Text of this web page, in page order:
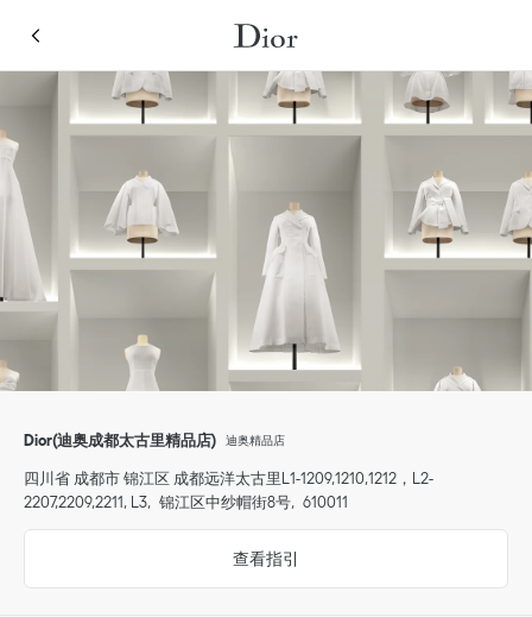
Dior(迪奥成都太古里精品店) 迪奥精品店
四川省 成都市 锦江区 成都远洋太古里L1-1209,1210,1212，L2-
2207,2209,2211, L3
锦江区中纱帽街8号 610011
查看指引